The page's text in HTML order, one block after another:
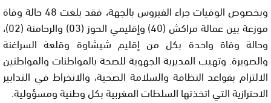
وبخصوص الوفيات جراء الفيروس بالجهة، فقد بلغت 48 حالة وفاة
موزعة بين عمالة مراكش (40) وإقليمي الحوز (03) والرحامنة (02)،
وحالة وفاة واحدة بكل من إقليم شيشاوة وقلعة السراغنة
والصويرة. وتهيب المديرية الجهوية للصحة بالمواطنات والمواطنين
الالتزام بقواعد النظافة والسلامة الصحية، والانخراط في التدابير
الاحترازية التي اتخذتها السلطات المغربية بكل وطنية ومسؤولية.